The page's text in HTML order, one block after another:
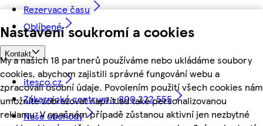
Nastavení soukromí a cookies
My a našich 18 partnerů používáme nebo ukládáme soubory
cookies, abychom zajistili správné fungování webu a
zpracovali osobní údaje. Povolením použití všech cookies nám
umožníte zobrazovat například také personalizovanou
reklamu. V opačném případě zůstanou aktivní jen nezbytné
Rezervace času
Oblíbené
Kontakt
itesco.cz
Zákaznické centrum - 800 222 555
Naše obchody